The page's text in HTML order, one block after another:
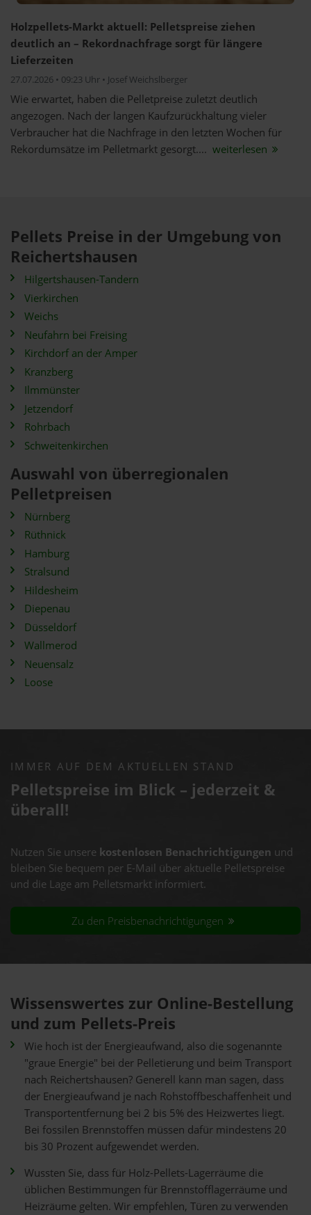
Holzpellets-Markt aktuell: Pelletspreise ziehen
deutlich an – Rekordnachfrage sorgt für längere
Lieferzeiten
27.07.2026 • 09:23 Uhr • Josef Weichslberger
Wie erwartet, haben die Pelletpreise zuletzt deutlich
angezogen. Nach der langen Kaufzurückhaltung vieler
Verbraucher hat die Nachfrage in den letzten Wochen für
Rekordumsätze im Pelletmarkt gesorgt.... weiterlesen
Pellets Preise in der Umgebung von
Reichertshausen
Hilgertshausen-Tandern
Vierkirchen
Weichs
Neufahrn bei Freising
Kirchdorf an der Amper
Kranzberg
Ilmmünster
Jetzendorf
Rohrbach
Schweitenkirchen
Auswahl von überregionalen
Pelletpreisen
Nürnberg
Rüthnick
Hamburg
Stralsund
Hildesheim
Diepenau
Düsseldorf
Wallmerod
Neuensalz
Loose
IMMER AUF DEM AKTUELLEN STAND
Pelletspreise im Blick – jederzeit &
überall!
Nutzen Sie unsere kostenlosen Benachrichtigungen und
bleiben Sie bequem per E-Mail über aktuelle Pelletspreise
und die Lage am Pelletsmarkt informiert.
Zu den Preisbenachrichtigungen
Wissenswertes zur Online-Bestellung
und zum Pellets-Preis
Wie hoch ist der Energieaufwand, also die sogenannte
"graue Energie" bei der Pelletierung und beim Transport
nach Reichertshausen? Generell kann man sagen, dass
der Energieaufwand je nach Rohstoffbeschaffenheit und
Transportentfernung bei 2 bis 5% des Heizwertes liegt.
Bei fossilen Brennstoffen müssen dafür mindestens 20
bis 30 Prozent aufgewendet werden.
Wussten Sie, dass für Holz-Pellets-Lagerräume die
üblichen Bestimmungen für Brennstofflagerräume und
Heizräume gelten. Wir empfehlen, Türen zu verwenden